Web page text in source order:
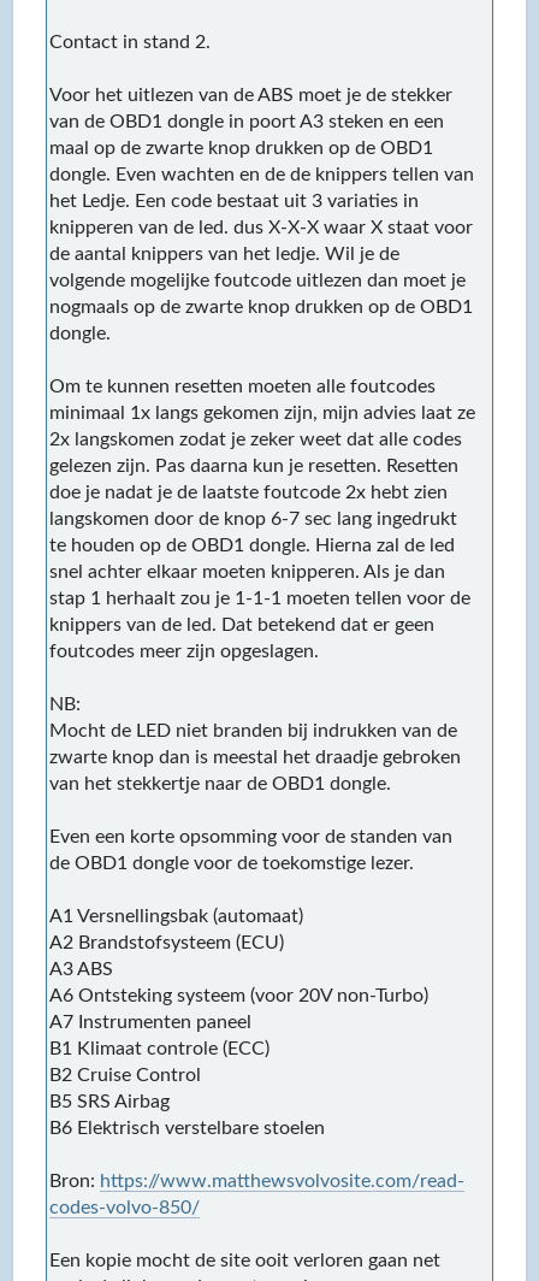
Contact in stand 2.
Voor het uitlezen van de ABS moet je de stekker
van de OBD1 dongle in poort A3 steken en een
maal op de zwarte knop drukken op de OBD1
dongle. Even wachten en de de knippers tellen van
het Ledje. Een code bestaat uit 3 variaties in
knipperen van de led. dus X-X-X waar X staat voor
de aantal knippers van het ledje. Wil je de
volgende mogelijke foutcode uitlezen dan moet je
nogmaals op de zwarte knop drukken op de OBD1
dongle.
Om te kunnen resetten moeten alle foutcodes
minimaal 1x langs gekomen zijn, mijn advies laat ze
2x langskomen zodat je zeker weet dat alle codes
gelezen zijn. Pas daarna kun je resetten. Resetten
doe je nadat je de laatste foutcode 2x hebt zien
langskomen door de knop 6-7 sec lang ingedrukt
te houden op de OBD1 dongle. Hierna zal de led
snel achter elkaar moeten knipperen. Als je dan
stap 1 herhaalt zou je 1-1-1 moeten tellen voor de
knippers van de led. Dat betekend dat er geen
foutcodes meer zijn opgeslagen.
NB:
Mocht de LED niet branden bij indrukken van de
zwarte knop dan is meestal het draadje gebroken
van het stekkertje naar de OBD1 dongle.
Even een korte opsomming voor de standen van
de OBD1 dongle voor de toekomstige lezer.
A1 Versnellingsbak (automaat)
A2 Brandstofsysteem (ECU)
A3 ABS
A6 Ontsteking systeem (voor 20V non-Turbo)
A7 Instrumenten paneel
B1 Klimaat controle (ECC)
B2 Cruise Control
B5 SRS Airbag
B6 Elektrisch verstelbare stoelen
Bron: https://www.matthewsvolvosite.com/read-
codes-volvo-850/
Een kopie mocht de site ooit verloren gaan net